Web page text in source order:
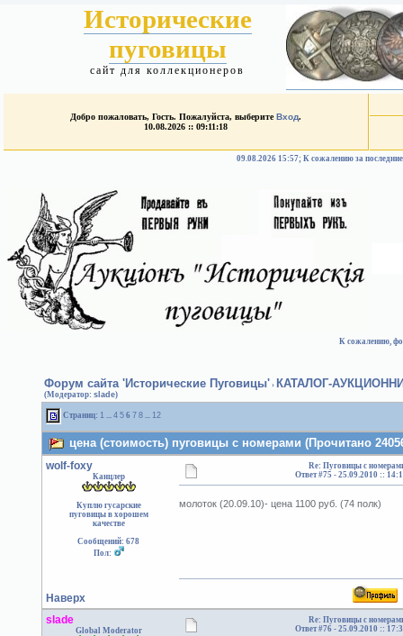
Исторические
пуговицы
сайт для коллекционеров
Добро пожаловать, Гость. Пожалуйста, выберитеВход.
10.08.2026 :: 09:11:18
09.08.2026 15:57; К сожалению за
К сожалению,
Форум сайта 'Исторические Пуговицы' › КАТАЛОГ-
(Модератор: slade)
Страниц: 1 ... 4 5 6 7 8 ... 12
цена (стоимость) пуговицы с номерами (Прочитано
wolf-foxy
Канцлер
Куплю гусарские
пуговицы в хорошем
качестве
Сообщений: 678
Пол:
Re: Пуговицы с
Ответ #75 - 25.09.2010 ::
молоток (20.09.10)- цена 1100 руб. (74 полк)
Наверх
slade
Global Moderator
Re: Пуговицы с
Ответ #76 - 25.09.2010 ::